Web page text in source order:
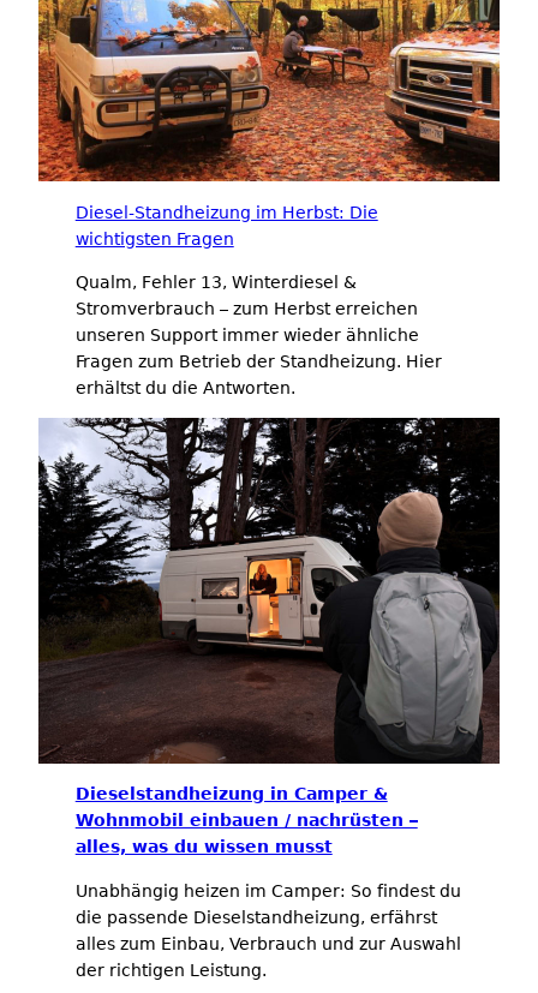
Diesel-Standheizung im Herbst: Die
wichtigsten Fragen
Qualm, Fehler 13, Winterdiesel &
Stromverbrauch – zum Herbst erreichen
unseren Support immer wieder ähnliche
Fragen zum Betrieb der Standheizung. Hier
erhältst du die Antworten.
Dieselstandheizung in Camper &
Wohnmobil einbauen / nachrüsten –
alles, was du wissen musst
Unabhängig heizen im Camper: So findest du
die passende Dieselstandheizung, erfährst
alles zum Einbau, Verbrauch und zur Auswahl
der richtigen Leistung.